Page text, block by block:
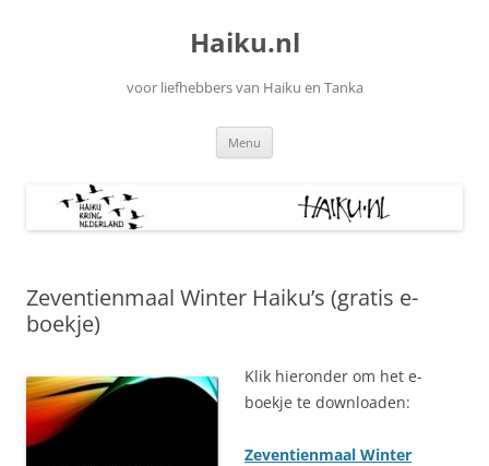
Haiku.nl
voor liefhebbers van Haiku en Tanka
Menu
Zeventienmaal Winter Haiku’s (gratis e-
boekje)
Klik hieronder om het e-
boekje te downloaden:
Zeventienmaal Winter